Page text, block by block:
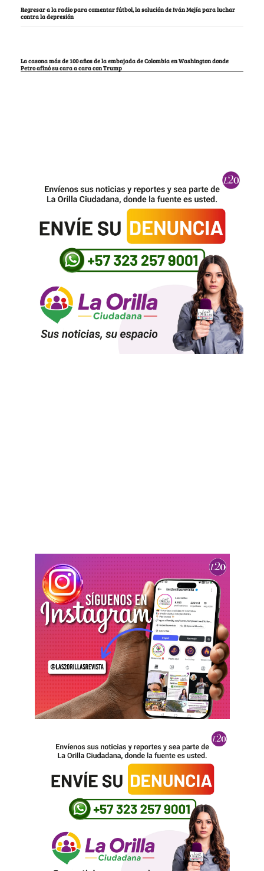
Regresar a la radio para comentar fútbol, la solución de Iván Mejía para luchar
contra la depresión
La casona más de 100 años de la embajada de Colombia en Washington donde
Petro afinó su cara a cara con Trump